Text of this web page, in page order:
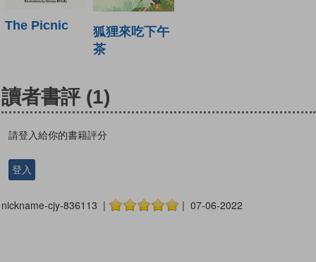
The Picnic
狐狸來吃下午
茶
讀者書評 (1)
請登入給你的書籍評分
登入
nickname-cjy-836113 | | 07-06-2022